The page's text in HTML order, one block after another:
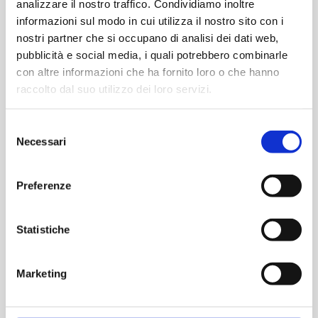
analizzare il nostro traffico. Condividiamo inoltre
informazioni sul modo in cui utilizza il nostro sito con i
nostri partner che si occupano di analisi dei dati web,
pubblicità e social media, i quali potrebbero combinarle
con altre informazioni che ha fornito loro o che hanno
raccolto dal suo utilizzo dei loro servizi.
delNecessari
Preferenze
Statistiche
Marketing
€3,00
-
Frutto
Presa
2
A+T,
Serie
quantità
+
€6,80
-
Frutto
Presa
+
Frutto Pulsante unipolare
Serie Astra
€3,00
Interruttore bipolare
250V 16A con simbolo
€2,10